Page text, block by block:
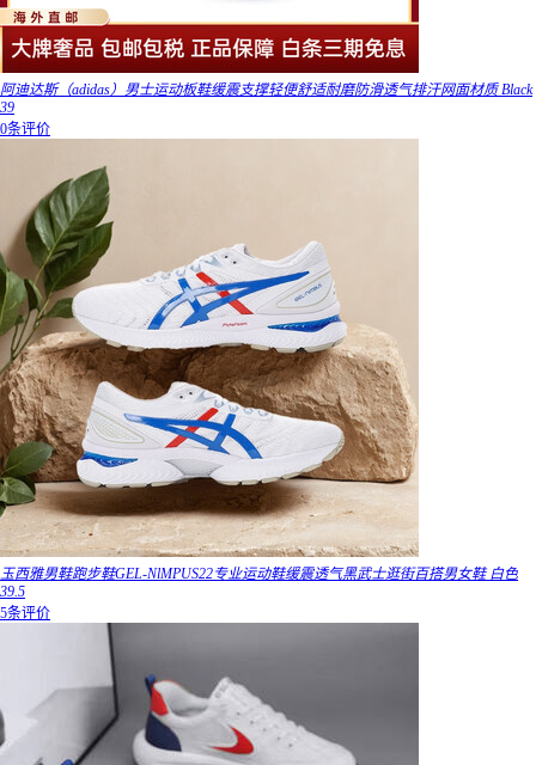
阿迪达斯（adidas）男士运动板鞋缓震支撑轻便舒适耐磨防滑透气排汗网面材质 Black
39
0条评价
玉西雅男鞋跑步鞋GEL-NlMPUS22专业运动鞋缓震透气黑武士逛街百搭男女鞋 白色
39.5
5条评价